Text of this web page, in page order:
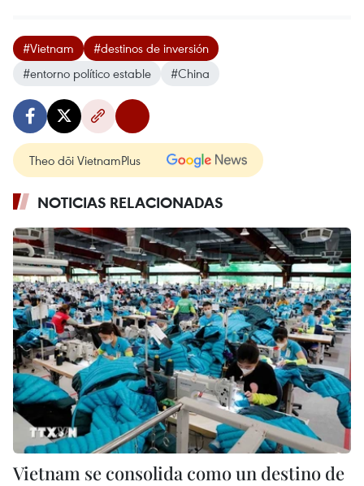
#Vietnam
#destinos de inversión
#entorno político estable
#China
Theo dõi VietnamPlus
NOTICIAS RELACIONADAS
Vietnam se consolida como un destino de